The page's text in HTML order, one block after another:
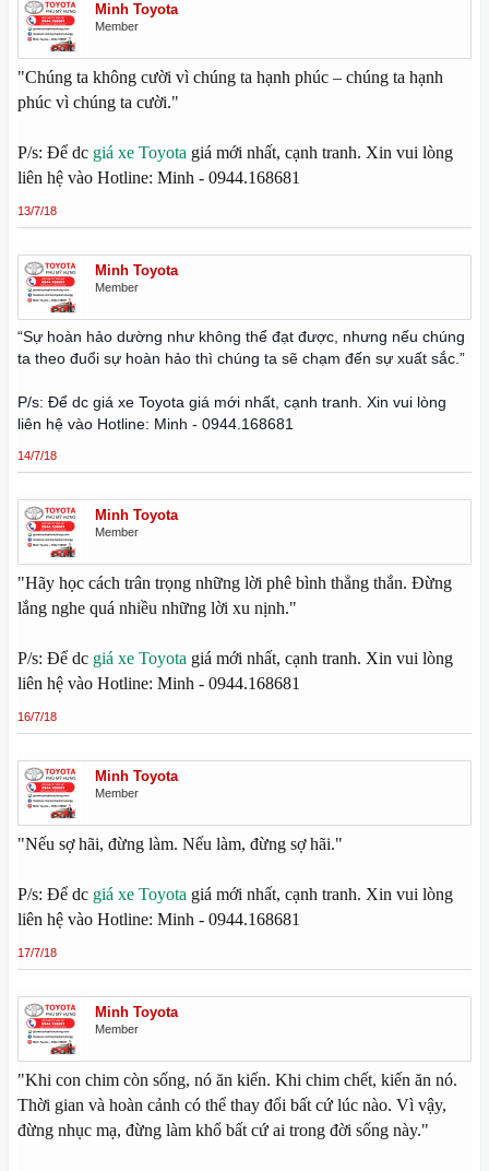
Minh Toyota
Member
"Chúng ta không cười vì chúng ta hạnh phúc – chúng ta hạnh
phúc vì chúng ta cười."
P/s: Để dc giá xe Toyota giá mới nhất, cạnh tranh. Xin vui lòng
liên hệ vào Hotline: Minh - 0944.168681
13/7/18
Minh Toyota
Member
“Sự hoàn hảo dường như không thể đạt được, nhưng nếu chúng
ta theo đuổi sự hoàn hảo thì chúng ta sẽ chạm đến sự xuất sắc.”
P/s: Để dc giá xe Toyota giá mới nhất, cạnh tranh. Xin vui lòng
liên hệ vào Hotline: Minh - 0944.168681
14/7/18
Minh Toyota
Member
"Hãy học cách trân trọng những lời phê bình thẳng thắn. Đừng
lắng nghe quá nhiều những lời xu nịnh."
P/s: Để dc giá xe Toyota giá mới nhất, cạnh tranh. Xin vui lòng
liên hệ vào Hotline: Minh - 0944.168681
16/7/18
Minh Toyota
Member
"Nếu sợ hãi, đừng làm. Nếu làm, đừng sợ hãi."
P/s: Để dc giá xe Toyota giá mới nhất, cạnh tranh. Xin vui lòng
liên hệ vào Hotline: Minh - 0944.168681
17/7/18
Minh Toyota
Member
"Khi con chim còn sống, nó ăn kiến. Khi chim chết, kiến ăn nó.
Thời gian và hoàn cảnh có thể thay đổi bất cứ lúc nào. Vì vậy,
đừng nhục mạ, đừng làm khổ bất cứ ai trong đời sống này."